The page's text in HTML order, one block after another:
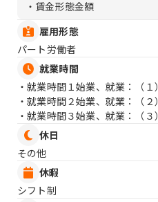
・賃金形態金額
雇用形態
パート労働者
就業時間
・就業時間１始業、就業：（１）
・就業時間２始業、就業：（２）
・就業時間３始業、就業：（３）
休日
その他
休暇
シフト制